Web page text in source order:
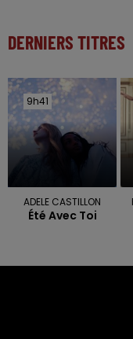
DERNIERS TITRES
9h41
9h41
ADELE CASTILLON
Été Avec Toi